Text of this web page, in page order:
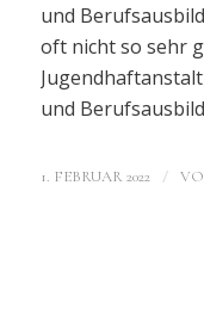
und
oft nicht so sehr
und
1. FEBRUAR 2022 /